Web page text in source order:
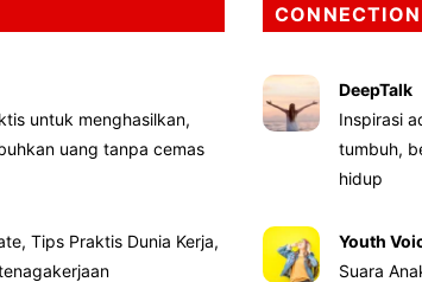
untuk menghasilkan,
uang tanpa cemas
Tips Praktis Dunia Kerja,
CONNECTION
DeepTalk
Inspirasi
tumbuh,
hidup
Youth
Suara